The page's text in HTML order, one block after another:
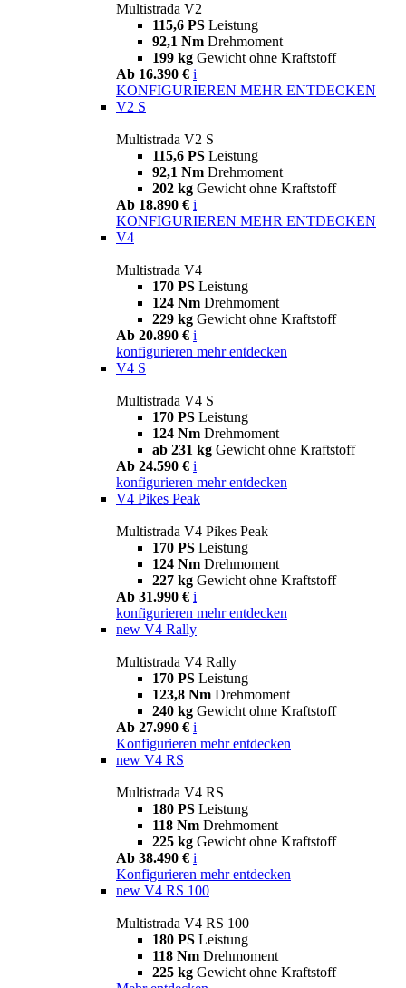
Multistrada V2
115,6 PS Leistung
92,1 Nm Drehmoment
199 kg Gewicht ohne Kraftstoff
Ab 16.390 € i
KONFIGURIEREN MEHR ENTDECKEN
V2 S
Multistrada V2 S
115,6 PS Leistung
92,1 Nm Drehmoment
202 kg Gewicht ohne Kraftstoff
Ab 18.890 € i
KONFIGURIEREN MEHR ENTDECKEN
V4
Multistrada V4
170 PS Leistung
124 Nm Drehmoment
229 kg Gewicht ohne Kraftstoff
Ab 20.890 € i
konfigurieren mehr entdecken
V4 S
Multistrada V4 S
170 PS Leistung
124 Nm Drehmoment
ab 231 kg Gewicht ohne Kraftstoff
Ab 24.590 € i
konfigurieren mehr entdecken
V4 Pikes Peak
Multistrada V4 Pikes Peak
170 PS Leistung
124 Nm Drehmoment
227 kg Gewicht ohne Kraftstoff
Ab 31.990 € i
konfigurieren mehr entdecken
new V4 Rally
Multistrada V4 Rally
170 PS Leistung
123,8 Nm Drehmoment
240 kg Gewicht ohne Kraftstoff
Ab 27.990 € i
Konfigurieren mehr entdecken
new V4 RS
Multistrada V4 RS
180 PS Leistung
118 Nm Drehmoment
225 kg Gewicht ohne Kraftstoff
Ab 38.490 € i
Konfigurieren mehr entdecken
new V4 RS 100
Multistrada V4 RS 100
180 PS Leistung
118 Nm Drehmoment
225 kg Gewicht ohne Kraftstoff